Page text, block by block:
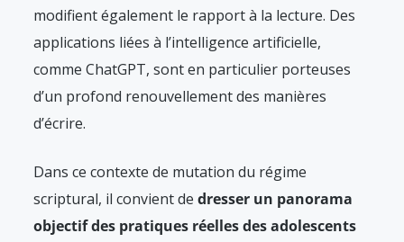
modifient également le rapport à la lecture. Des
applications liées à l’intelligence artificielle,
comme ChatGPT, sont en particulier porteuses
d’un profond renouvellement des manières
d’écrire.
Dans ce contexte de mutation du régime
scriptural, il convient de dresser un panorama
objectif des pratiques réelles des adolescents